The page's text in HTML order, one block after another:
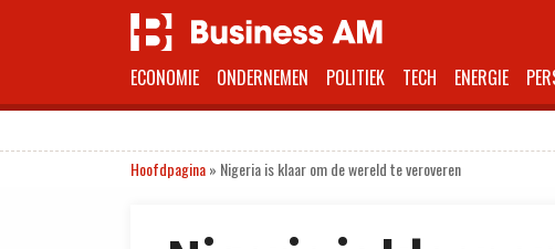
ECONOMIE ONDERNEMEN POLITIEK TECH ENERGIE
Hoofdpagina» Nigeria is klaar om de wereld te veroveren